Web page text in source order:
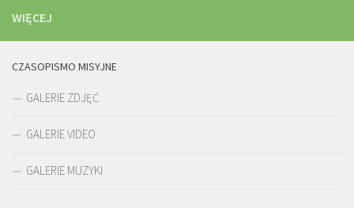
WIĘCEJ
CZASOPISMO MISYJNE
GALERIE ZDJĘĆ
GALERIE VIDEO
GALERIE MUZYKI